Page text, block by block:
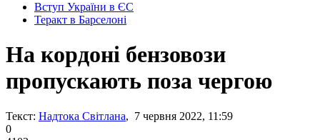
Вступ України в ЄС
Теракт в Барселоні
На кордоні бензовози
пропускають поза чергою
Текст: Надтока Світлана, 7 червня 2022, 11:59
0